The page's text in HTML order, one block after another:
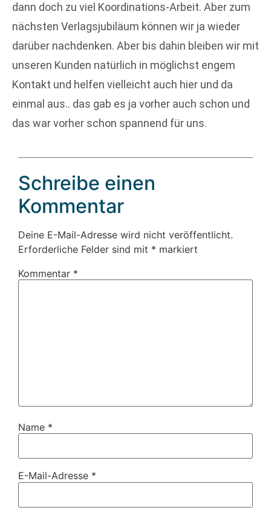
dann doch zu viel Koordinations-Arbeit. Aber zum
nächsten Verlagsjubiläum können wir ja wieder
darüber nachdenken. Aber bis dahin bleiben wir mit
unseren Kunden natürlich in möglichst engem
Kontakt und helfen vielleicht auch hier und da
einmal aus.. das gab es ja vorher auch schon und
das war vorher schon spannend für uns.
Schreibe einen
Kommentar
Deine E-Mail-Adresse wird nicht veröffentlicht.
Erforderliche Felder sind mit * markiert
Kommentar *
Name *
E-Mail-Adresse *